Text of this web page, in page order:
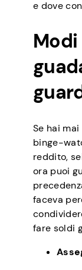
e dove
Se hai
binge-
reddito,
ora puoi
faceva
fare soldi